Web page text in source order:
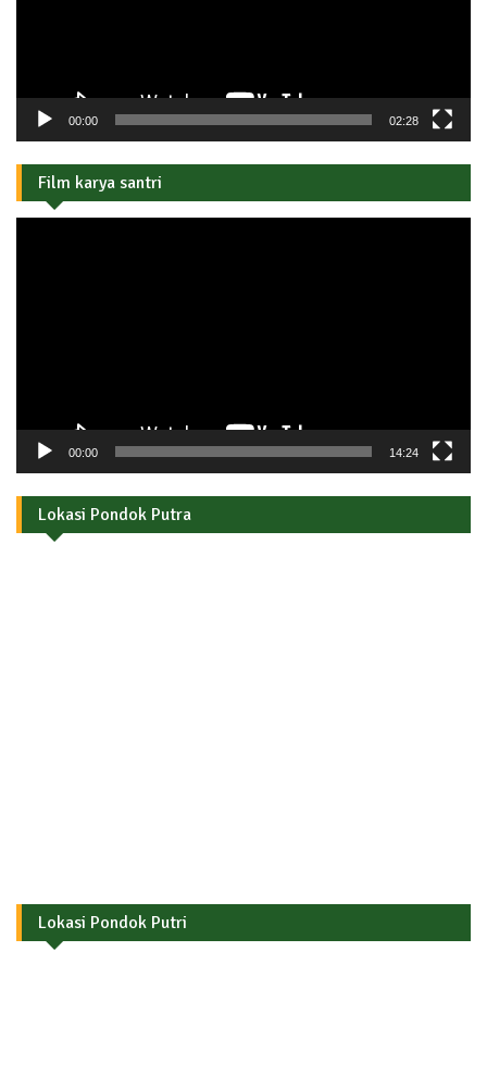
00:00 02:28
Film karya santri
00:00 14:24
Lokasi Pondok Putra
Lokasi Pondok Putri